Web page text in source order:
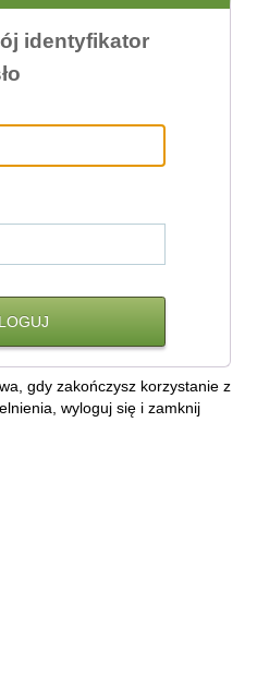
identyfikator
gdy zakończysz korzystanie z
wyloguj się i zamknij